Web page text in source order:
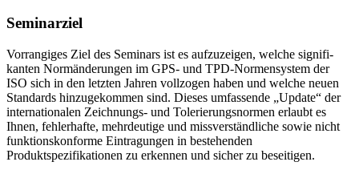
Seminarziel
Vorrangiges Ziel des Seminars ist es aufzuzeigen, wel­che signifi­
kanten Norm­än­de­rungen im GPS- und TPD-Normensystem der
ISO sich in den letzten Jah­ren vollzogen ha­ben und welche neuen
Standards hinzugekommen sind. Dieses umfassende „Up­date“ der
internati­ona­len Zeich­nungs-­ und Tolerierungsnormen erlaubt es
Ihnen, fehlerhafte, mehrdeutige und miss­ver­ständliche sowie nicht
funktionskonforme Eintra­gun­gen in bestehenden
Produktspezifikationen zu erken­nen und sicher zu beseitigen.